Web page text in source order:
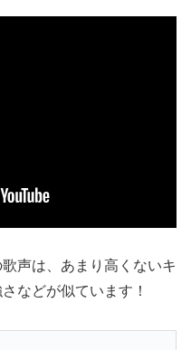
声は、あまり高くないキ
などが似ています！